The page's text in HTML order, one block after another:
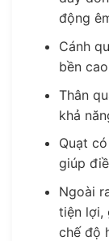
động
Cánh
bền
Thân
khả
Quạt
giúp
Ngoài
tiện lợi,
chế độ